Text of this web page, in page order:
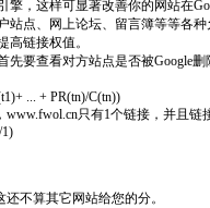
擎，这样可显著改善你的网站在
站点、网上论坛、留言簿等等各
高链接权值。
先要查看对方站点是否被Google
... + PR(tn)/C(tn))
www.fwol.cn只有1个链接，并且链
不算其它网站给您的分。